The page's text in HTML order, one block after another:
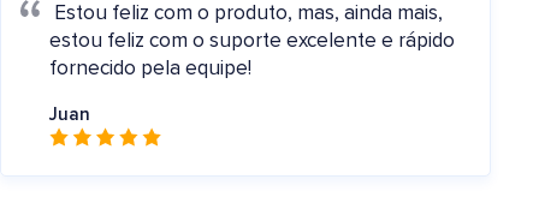
Estou feliz com o produto, mas, ainda mais,
estou feliz com o suporte excelente e rápido
fornecido pela equipe!
Juan